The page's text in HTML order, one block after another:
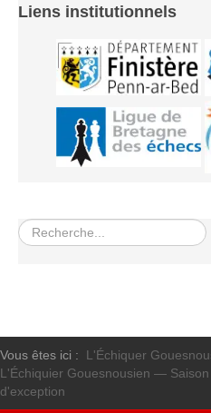
Liens institutionnels
Rechercher
Vous êtes ici : L'Échiquer
L'Échiquier Gouesnousien —
d'exception